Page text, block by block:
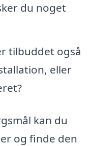
du noget
tilbuddet også
eller
kan du
og finde den